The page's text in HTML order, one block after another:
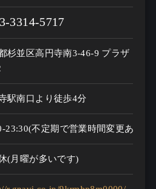
3314-5717
杉並区高円寺南3-46-9 プラザ
駅南口より徒歩4分
(月曜が多いです)